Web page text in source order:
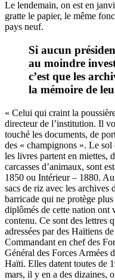
Le lendemain, on est en
gratte le papier, le même
pays neuf.
Si aucun
au moindre
c’est que les
la mémoire de
« Celui qui craint la
directeur de l’institution. Il
touché les documents, de
des « champignons ». Le sol
les livres partent en miettes,
carcasses d’animaux, sont
1850 ou Intérieur – 1880.
sacs de riz avec les archives
barricade qui ne protège
diplômés de cette nation ont
contenu. Ce sont des lettres
adressées par des Haïtiens
Commandant en chef des
Général des Forces Armées
Haïti. Elles datent toutes de
mars, il y en a des dizaines,